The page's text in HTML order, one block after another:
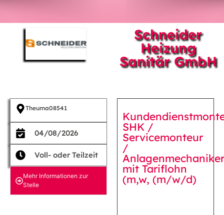
Schneider
Heizung
Sanitär GmbH
Theuma08541
04/08/2026
Voll- oder Teilzeit
Mehr Informationen zur
Stelle
SHK /
Servicemonteur
/
Anlagenmechaniker
mit Tariflohn
(m,w, (m/w/d)